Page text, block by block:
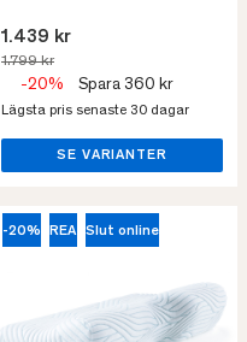
1.439 kr
1.799 kr
-20% Spara 360 kr
Lägsta pris senaste 30 dagar
SE VARIANTER
-20% REA Slut online